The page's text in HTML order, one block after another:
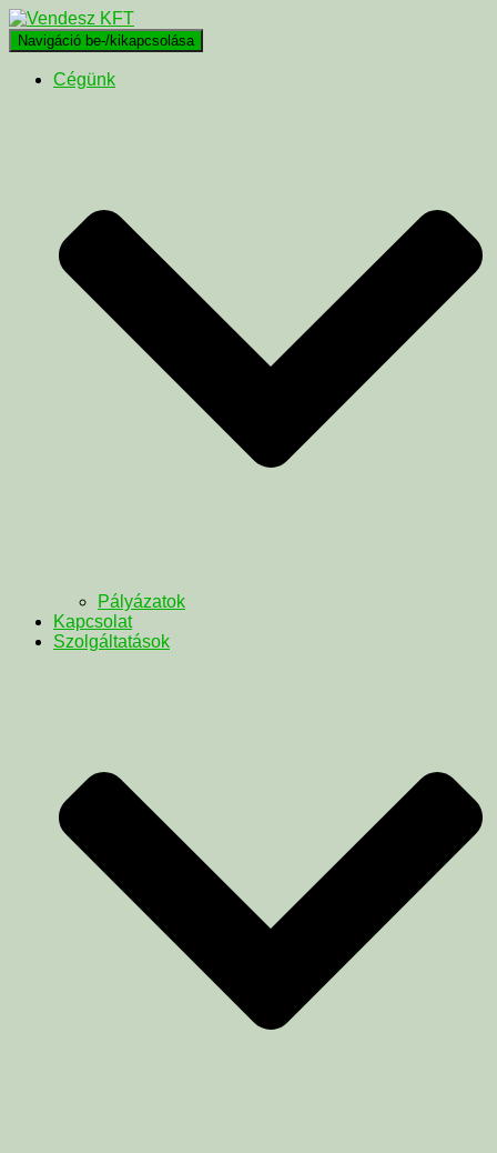
Navigáció be-/kikapcsolása
Cégünk
Pályázatok
Kapcsolat
Szolgáltatások